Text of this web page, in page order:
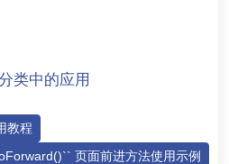
类中的应用
教程
页面前进方法使用示例